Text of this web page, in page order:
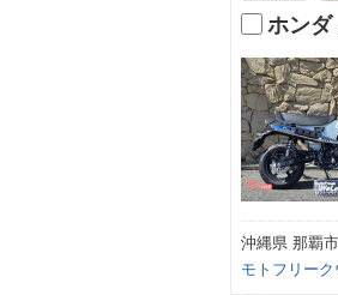
ホンダ
沖縄県 那覇
モトフリー